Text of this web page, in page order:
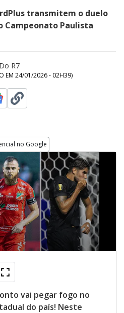
transmitem o duelo
Campeonato Paulista
Do R7
EM 24/01/2026 - 02H39)
no Google
vai pegar fogo no
do país! Neste